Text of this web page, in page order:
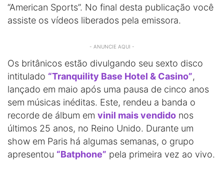
“American Sports”. No final desta publicação você
assiste os vídeos liberados pela emissora.
- ANUNCIE AQUI -
Os britânicos estão divulgando seu sexto disco
intitulado “Tranquility Base Hotel & Casino”,
lançado em maio após uma pausa de cinco anos
sem músicas inéditas. Este, rendeu a banda o
recorde de álbum em vinil mais vendido nos
últimos 25 anos, no Reino Unido. Durante um
show em Paris há algumas semanas, o grupo
apresentou “Batphone” pela primeira vez ao vivo.